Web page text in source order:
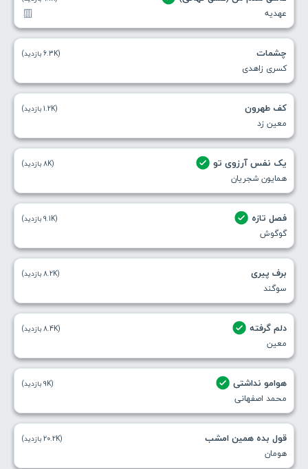
عهدیه
چشمات
کسری زاهدی
(6.3K بازدید)
کف طهرون
معین زد
(1.2K بازدید)
یک نفس آرزوی تو
همایون شجریان
(8K بازدید)
فصل تازه
گوگوش
(9.1K بازدید)
برف پیری
سوگند
(8.2K بازدید)
دلم گرفته
معین
(8.4K بازدید)
هوامو نداشتی
محمد اصفهانی
(9K بازدید)
قول بده همین امشب
هومان
(20.2K بازدید)